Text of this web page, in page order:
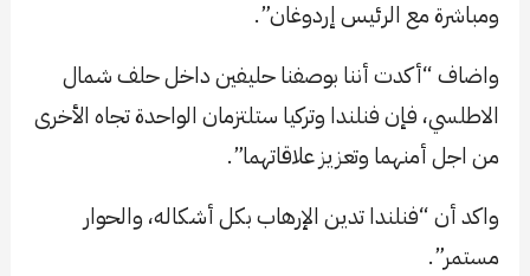
ومباشرة مع الرئيس إردوغان”.
واضاف “أكدت أننا بوصفنا حليفين داخل حلف شمال
الاطلسي، فإن فنلندا وتركيا ستلتزمان الواحدة تجاه الأخرى
من اجل أمنهما وتعزيز علاقاتهما”.
واكد أن “فنلندا تدين الإرهاب بكل أشكاله، والحوار
مستمر”.